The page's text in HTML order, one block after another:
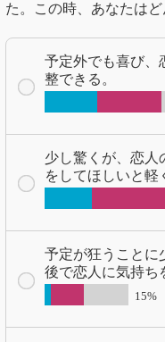
た。この時、あなたは
予定外でも喜び、
整できる。
少し驚くが、恋人
をしてほしいと軽
予定が狂うことに
後で恋人に気持ち
15%